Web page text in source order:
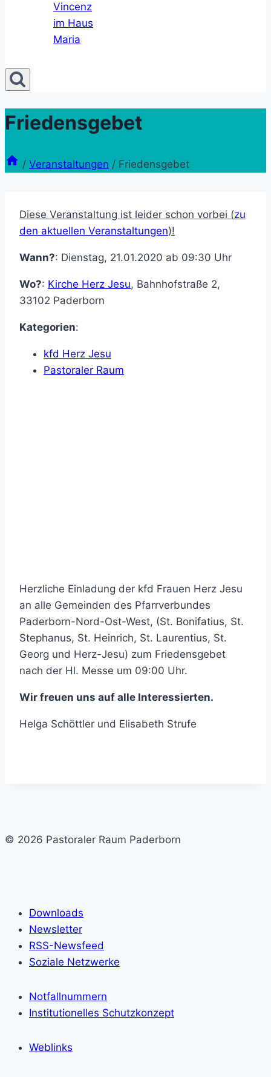
Vincenz
im Haus
Maria
Friedensgebet
/ Veranstaltungen / Friedensgebet
Diese Veranstaltung ist leider schon vorbei (zu
den aktuellen Veranstaltungen)!
Wann?: Dienstag, 21.01.2020 ab 09:30 Uhr
Wo?: Kirche Herz Jesu, Bahnhofstraße 2,
33102 Paderborn
Kategorien:
kfd Herz Jesu
Pastoraler Raum
Herzliche Einladung der kfd Frauen Herz Jesu
an alle Gemeinden des Pfarrverbundes
Paderborn-Nord-Ost-West, (St. Bonifatius, St.
Stephanus, St. Heinrich, St. Laurentius, St.
Georg und Herz-Jesu) zum Friedensgebet
nach der Hl. Messe um 09:00 Uhr.
Wir freuen uns auf alle Interessierten.
Helga Schöttler und Elisabeth Strufe
© 2026 Pastoraler Raum Paderborn
Downloads
Newsletter
RSS-Newsfeed
Soziale Netzwerke
Notfallnummern
Institutionelles Schutzkonzept
Weblinks